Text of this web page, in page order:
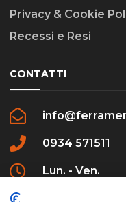
Privacy & Cookie
Recessi e Resi
CONTATTI
0934 571511
Lun. - Ven.